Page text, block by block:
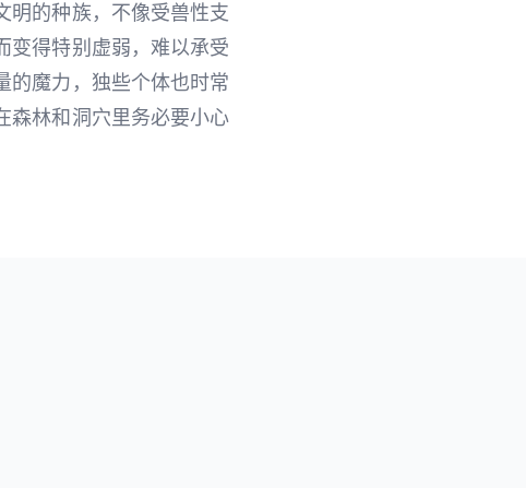
明的种族，不像受兽性支
变得特别虚弱，难以承受
的魔力，独些个体也时常
森林和洞穴里务必要小心